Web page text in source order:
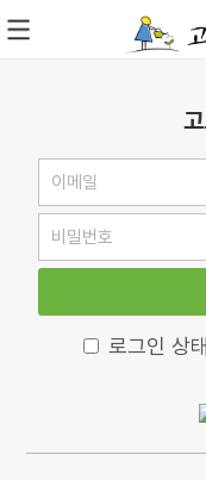
로그인 상